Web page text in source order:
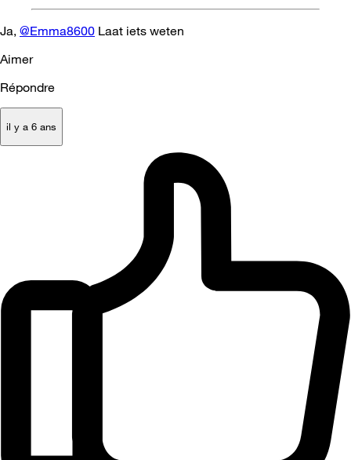
Ja, @Emma8600 Laat iets weten
Aimer
Répondre
il y a 6 ans